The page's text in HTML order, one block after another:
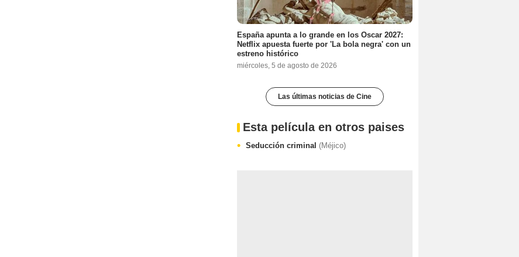
España apunta a lo grande en los Oscar 2027:
Netflix apuesta fuerte por 'La bola negra' con un
estreno histórico
miércoles, 5 de agosto de 2026
Las últimas noticias de Cine
Esta película en otros paises
Seducción criminal (Méjico)